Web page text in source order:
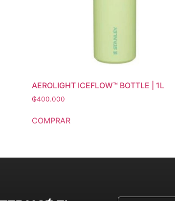
AEROLIGHT ICEFLOW™ BOTTLE | 1L
₲400.000
COMPRAR